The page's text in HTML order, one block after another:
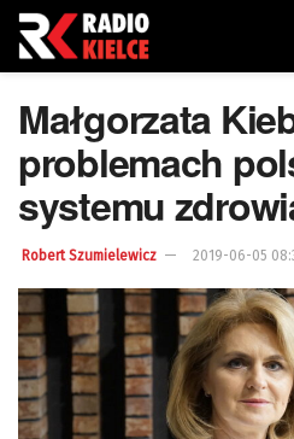
Małgorzata
problemach
systemu
Robert Szumielewicz 2019-06-05